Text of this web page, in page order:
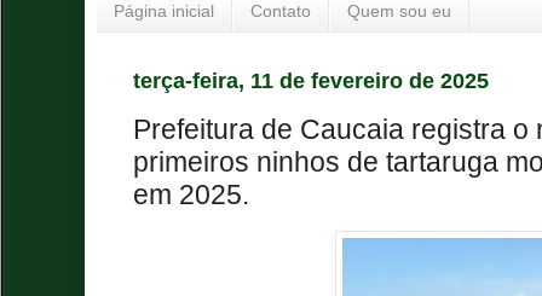
Página inicial Contato Quem sou eu
terça-feira, 11 de fevereiro de 2025
Prefeitura de Caucaia registra o
primeiros ninhos de tartaruga
em 2025.